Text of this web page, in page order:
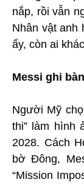
nắp, rồi vẫn
Nhân vật anh
ấy, còn ai
Messi ghi
Người Mỹ
thi” làm hình
2028. Cách
bờ Đông,
“Mission